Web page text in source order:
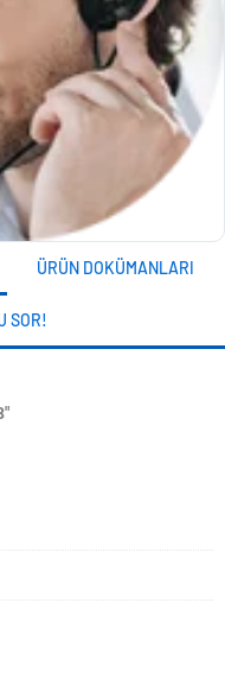
ÜRÜN DOKÜMANLARI
SOR!